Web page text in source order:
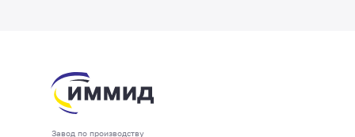
Производство
в Соколе
Производство
в Ворсино
Представительство
в СПб
Представительство
в Москве
ИммидСтрой
Вологда
Завод по производству